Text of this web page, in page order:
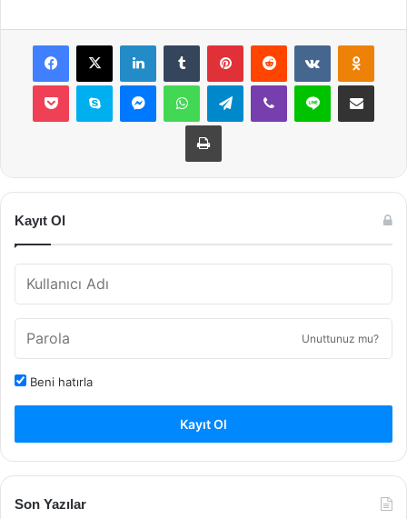
Facebook
X LinkedInTumblr PinterestReddit VKontakte
Pocket Skype MessengerWhatsAppTelegramViber Line E-Posta ile
Yazdır
Kayıt Ol
Unuttunuz mu?
Beni hatırla
Kayıt Ol
Son Yazılar